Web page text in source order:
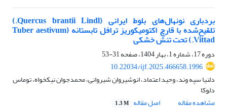
بردباری نونهال‌های بلوط ایرانی (Quercus brantii Lindl.)
تلقیح‌شده با قارچ اکتومیکوریز ترافل تابستانه (Tuber aestivum
Vittad.) تحت تنش خشکی
دوره 17، شماره 1، بهار 1404، صفحه
31-53
10.22034/ijf.2025.466658.1996
دلنیا سپه وند، وحید اعتماد، انوشیروان شیروانی، محمدجوان نیکخواه، توماس
دلوکا
مشاهده مقاله
اصل مقاله 1.3 M